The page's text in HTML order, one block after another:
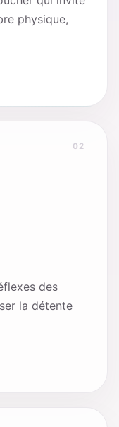
physique,
02
des
la détente